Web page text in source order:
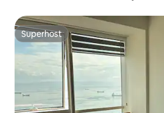
Superhost
Superhost